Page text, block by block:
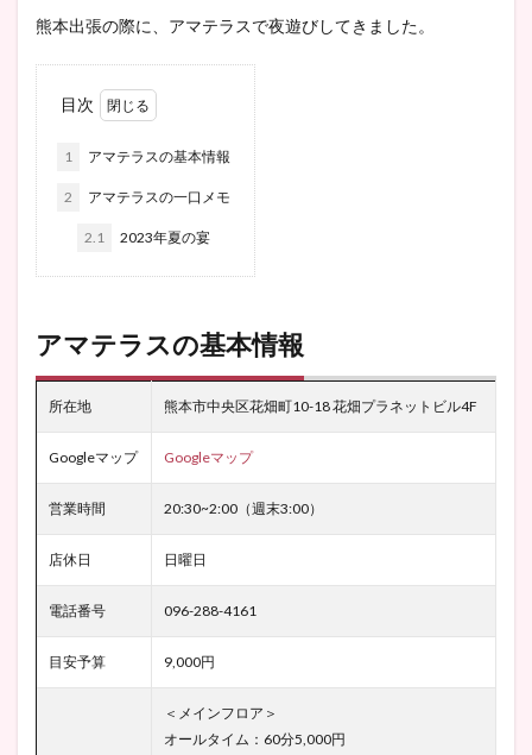
熊本出張の際に、アマテラスで夜遊びしてきました。
目次
1 アマテラスの基本情報
2 アマテラスの一口メモ
2.1 2023年夏の宴
アマテラスの基本情報
所在地 熊本市中央区花畑町10-18 花畑プラネットビル4F
Googleマップ Googleマップ
営業時間 20:30~2:00（週末3:00）
店休日 日曜日
電話番号 096-288-4161
目安予算 9,000円
＜メインフロア＞
オールタイム：60分5,000円